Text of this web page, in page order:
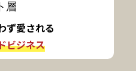
層
ず愛される
ビジネス